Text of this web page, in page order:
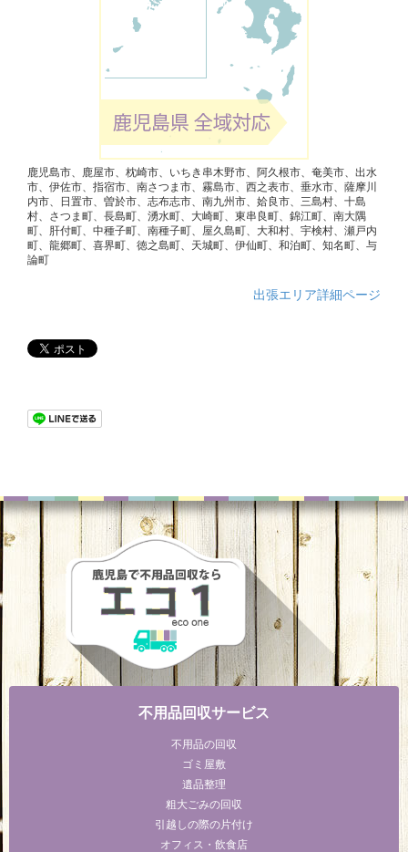
鹿児島市、鹿屋市、枕崎市、いちき串木野市、阿久根市、奄美市、出水
市、伊佐市、指宿市、南さつま市、霧島市、西之表市、垂水市、薩摩川
内市、日置市、曽於市、志布志市、南九州市、姶良市、三島村、十島
村、さつま町、長島町、湧水町、大崎町、東串良町、錦江町、南大隅
町、肝付町、中種子町、南種子町、屋久島町、大和村、宇検村、瀬戸内
町、龍郷町、喜界町、徳之島町、天城町、伊仙町、和泊町、知名町、与
論町
出張エリア詳細ページ
不用品回収サービス
不用品の回収
ゴミ屋敷
遺品整理
粗大ごみの回収
引越しの際の片付け
オフィス・飲食店